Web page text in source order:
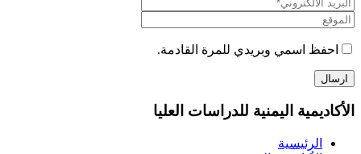
احفظ اسمي وبريدي للمرة القادمة.
الأكاديمية اليمنية للدراسات العليا
الرئيسية